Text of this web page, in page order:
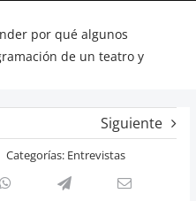
por qué algunos
de un teatro y
Siguiente
Categorías: Entrevistas